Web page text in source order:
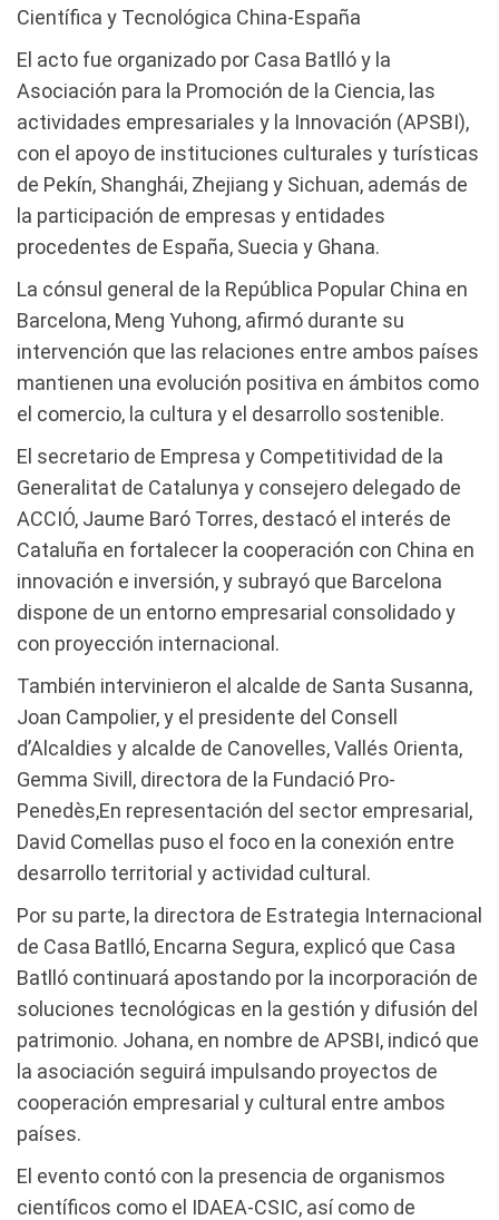
Científica y Tecnológica China-España
El acto fue organizado por Casa Batlló y la
Asociación para la Promoción de la Ciencia, las
actividades empresariales y la Innovación (APSBI),
con el apoyo de instituciones culturales y turísticas
de Pekín, Shanghái, Zhejiang y Sichuan, además de
la participación de empresas y entidades
procedentes de España, Suecia y Ghana.
La cónsul general de la República Popular China en
Barcelona, Meng Yuhong, afirmó durante su
intervención que las relaciones entre ambos países
mantienen una evolución positiva en ámbitos como
el comercio, la cultura y el desarrollo sostenible.
El secretario de Empresa y Competitividad de la
Generalitat de Catalunya y consejero delegado de
ACCIÓ, Jaume Baró Torres, destacó el interés de
Cataluña en fortalecer la cooperación con China en
innovación e inversión, y subrayó que Barcelona
dispone de un entorno empresarial consolidado y
con proyección internacional.
También intervinieron el alcalde de Santa Susanna,
Joan Campolier, y el presidente del Consell
d’Alcaldies y alcalde de Canovelles, Vallés Orienta,
Gemma Sivill, directora de la Fundació Pro-
Penedès,En representación del sector empresarial,
David Comellas puso el foco en la conexión entre
desarrollo territorial y actividad cultural.
Por su parte, la directora de Estrategia Internacional
de Casa Batlló, Encarna Segura, explicó que Casa
Batlló continuará apostando por la incorporación de
soluciones tecnológicas en la gestión y difusión del
patrimonio. Johana, en nombre de APSBI, indicó que
la asociación seguirá impulsando proyectos de
cooperación empresarial y cultural entre ambos
países.
El evento contó con la presencia de organismos
científicos como el IDAEA-CSIC, así como de